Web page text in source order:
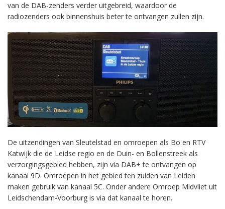
van de DAB-zenders verder uitgebreid, waardoor de
radiozenders ook binnenshuis beter te ontvangen zullen zijn.
De uitzendingen van Sleutelstad en omroepen als Bo en RTV
Katwijk die de Leidse regio en de Duin- en Bollenstreek als
verzorgingsgebied hebben, zijn via DAB+ te ontvangen op
kanaal 9D. Omroepen in het gebied ten zuiden van Leiden
maken gebruik van kanaal 5C. Onder andere Omroep Midvliet uit
Leidschendam-Voorburg is via dat kanaal te horen.